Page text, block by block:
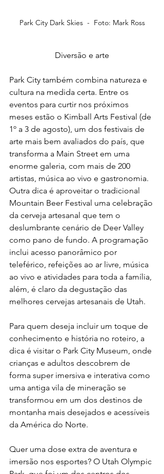
Park City Dark Skies  -  Foto: Mark Ross
Diversão e arte
Park City também combina natureza e
cultura na medida certa. Entre os
eventos para curtir nos próximos
meses estão o Kimball Arts Festival (de
1º a 3 de agosto), um dos festivais de
arte mais bem avaliados do país, que
transforma a Main Street em uma
enorme galeria, com mais de 200
artistas, música ao vivo e gastronomia.
Outra dica é aproveitar o tradicional
Mountain Beer Festival uma celebração
da cerveja artesanal que tem o
deslumbrante cenário de Deer Valley
como pano de fundo. A programação
inclui acesso panorâmico por
teleférico, refeições ao ar livre, música
ao vivo e atividades para toda a família,
além, é claro da degustação das
melhores cervejas artesanais de Utah.
Para quem deseja incluir um toque de
conhecimento e história no roteiro, a
dica é visitar o Park City Museum, onde
crianças e adultos descobrem de
forma super imersiva e interativa como
uma antiga vila de mineração se
transformou em um dos destinos de
montanha mais desejados e acessíveis
da América do Norte.
Quer uma dose extra de aventura e
imersão nos esportes? O Utah Olympic